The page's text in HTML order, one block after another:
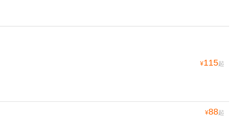
¥115起
¥88起